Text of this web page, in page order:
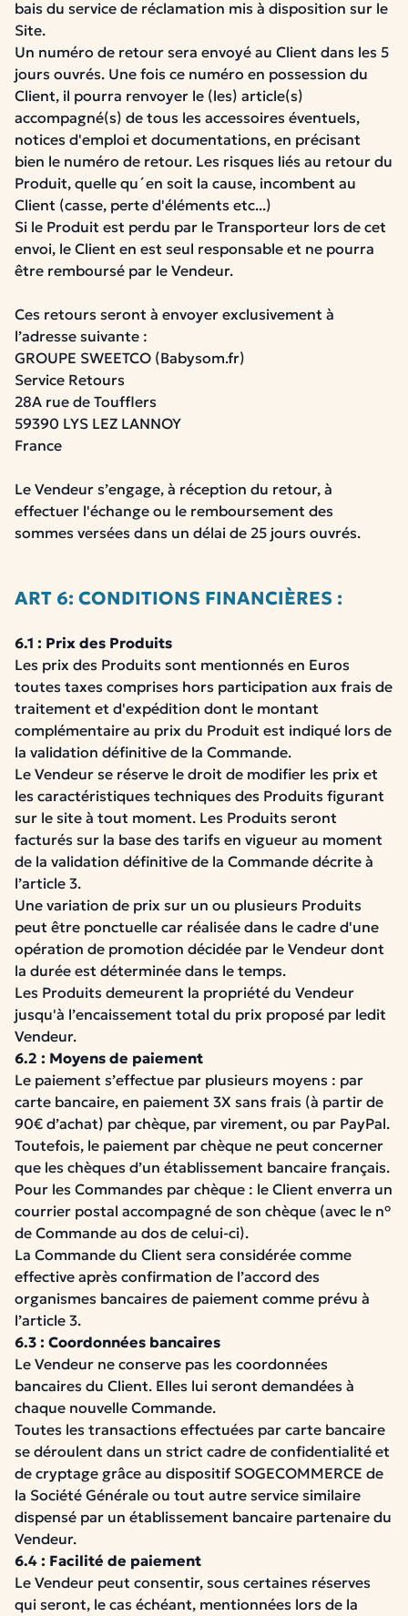
bais du service de réclamation mis à disposition sur le
Site.
Un numéro de retour sera envoyé au Client dans les 5
jours ouvrés. Une fois ce numéro en possession du
Client, il pourra renvoyer le (les) article(s)
accompagné(s) de tous les accessoires éventuels,
notices d'emploi et documentations, en précisant
bien le numéro de retour. Les risques liés au retour du
Produit, quelle qu´en soit la cause, incombent au
Client (casse, perte d'éléments etc...)
Si le Produit est perdu par le Transporteur lors de cet
envoi, le Client en est seul responsable et ne pourra
être remboursé par le Vendeur.
Ces retours seront à envoyer exclusivement à
l’adresse suivante :
GROUPE SWEETCO (Babysom.fr)
Service Retours
28A rue de Toufflers
59390 LYS LEZ LANNOY
France
Le Vendeur s’engage, à réception du retour, à
effectuer l'échange ou le remboursement des
sommes versées dans un délai de 25 jours ouvrés.
ART 6: CONDITIONS FINANCIÈRES :
6.1 : Prix des Produits
Les prix des Produits sont mentionnés en Euros
toutes taxes comprises hors participation aux frais de
traitement et d'expédition dont le montant
complémentaire au prix du Produit est indiqué lors de
la validation définitive de la Commande.
Le Vendeur se réserve le droit de modifier les prix et
les caractéristiques techniques des Produits figurant
sur le site à tout moment. Les Produits seront
facturés sur la base des tarifs en vigueur au moment
de la validation définitive de la Commande décrite à
l’article 3.
Une variation de prix sur un ou plusieurs Produits
peut être ponctuelle car réalisée dans le cadre d'une
opération de promotion décidée par le Vendeur dont
la durée est déterminée dans le temps.
Les Produits demeurent la propriété du Vendeur
jusqu'à l’encaissement total du prix proposé par ledit
Vendeur.
6.2 : Moyens de paiement
Le paiement s’effectue par plusieurs moyens : par
carte bancaire, en paiement 3X sans frais (à partir de
90€ d’achat) par chèque, par virement, ou par PayPal.
Toutefois, le paiement par chèque ne peut concerner
que les chèques d’un établissement bancaire français.
Pour les Commandes par chèque : le Client enverra un
courrier postal accompagné de son chèque (avec le n°
de Commande au dos de celui-ci).
La Commande du Client sera considérée comme
effective après confirmation de l’accord des
organismes bancaires de paiement comme prévu à
l’article 3.
6.3 : Coordonnées bancaires
Le Vendeur ne conserve pas les coordonnées
bancaires du Client. Elles lui seront demandées à
chaque nouvelle Commande.
Toutes les transactions effectuées par carte bancaire
se déroulent dans un strict cadre de confidentialité et
de cryptage grâce au dispositif SOGECOMMERCE de
la Société Générale ou tout autre service similaire
dispensé par un établissement bancaire partenaire du
Vendeur.
6.4 : Facilité de paiement
Le Vendeur peut consentir, sous certaines réserves
qui seront, le cas échéant, mentionnées lors de la